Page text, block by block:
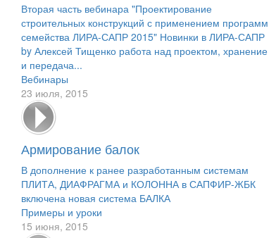
Вторая часть вебинара "Проектирование
строительных конструкций с применением программ
семейства ЛИРА-САПР 2015" Новинки в ЛИРА-САПР
by Алексей Тищенко работа над проектом, хранение
и передача...
Вебинары
23 июля, 2015
Армирование балок
В дополнение к ранее разработанным системам
ПЛИТА, ДИАФРАГМА и КОЛОННА в САПФИР-ЖБК
включена новая система БАЛКА
Примеры и уроки
15 июня, 2015